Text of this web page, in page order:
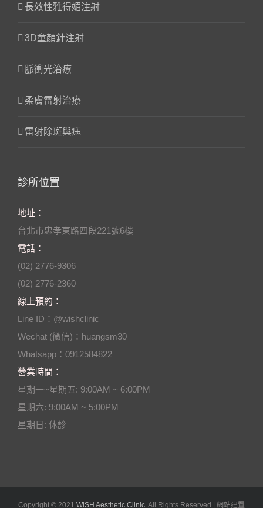
長效性雅得媚注射
3D童顏針注射
脈衝光治療
柔膚雷射治療
雷射除斑與痣
診所位置
地址：
台北市忠孝東路四段221號6樓
電話：
(02) 2776-9306
(02) 2776-2360
線上預約：
Line ID：@wishclinic
Wechat (微信)：huangsm30
Whatsapp：0912584822
營業時間：
星期一~星期五: 9:00AM ~ 6:00PM
星期六: 9:00AM ~ 5:00PM
星期日: 休診
Copyright © 2021 WiSH Aesthetic Clinic. All Rights Reserved | 網站建置